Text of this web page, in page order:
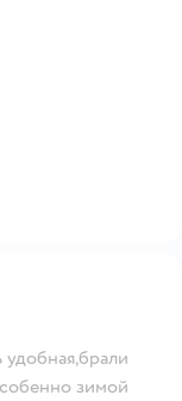
зимой